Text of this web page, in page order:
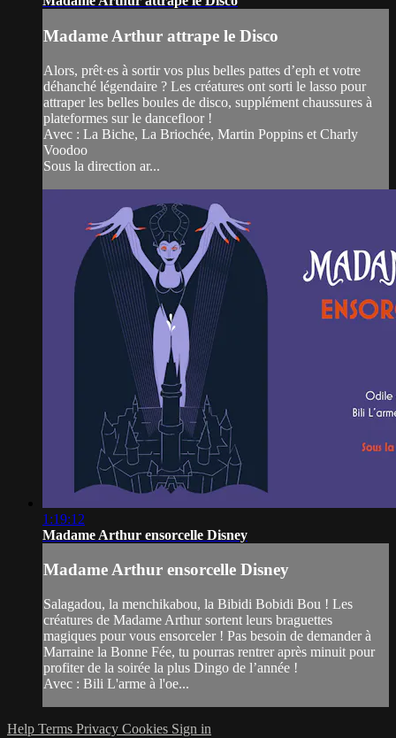
Madame Arthur attrape le Disco
Alors, prêt·es à sortir vos plus belles pattes d’eph et votre
déhanché légendaire ? Les créatures ont sorti le lasso pour
attraper les belles boules de disco, supplément chaussures à
plateformes sur le dancefloor !
Avec : La Biche, La Briochée, Martin Poppins et Charly
Voodoo
Sous la direction ar...
1:19:12
Madame Arthur ensorcelle Disney
Madame Arthur ensorcelle Disney
Salagadou, la menchikabou, la Bibidi Bobidi Bou ! Les
créatures de Madame Arthur sortent leurs braguettes
magiques pour vous ensorceler ! Pas besoin de demander à
Marraine la Bonne Fée, tu pourras rentrer après minuit pour
profiter de la soirée la plus Dingo de l’année !
Avec : Bili L'arme à l'oe...
Help Terms Privacy Cookies Sign in